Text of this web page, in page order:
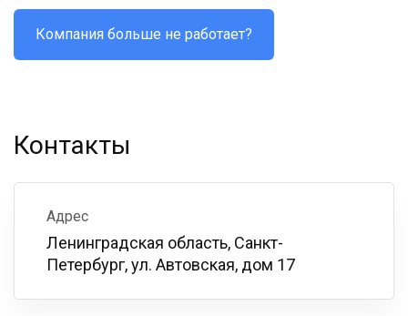
Компания больше не работает?
Контакты
Адрес
Ленинградская область, Санкт-
Петербург, ул. Автовская, дом 17